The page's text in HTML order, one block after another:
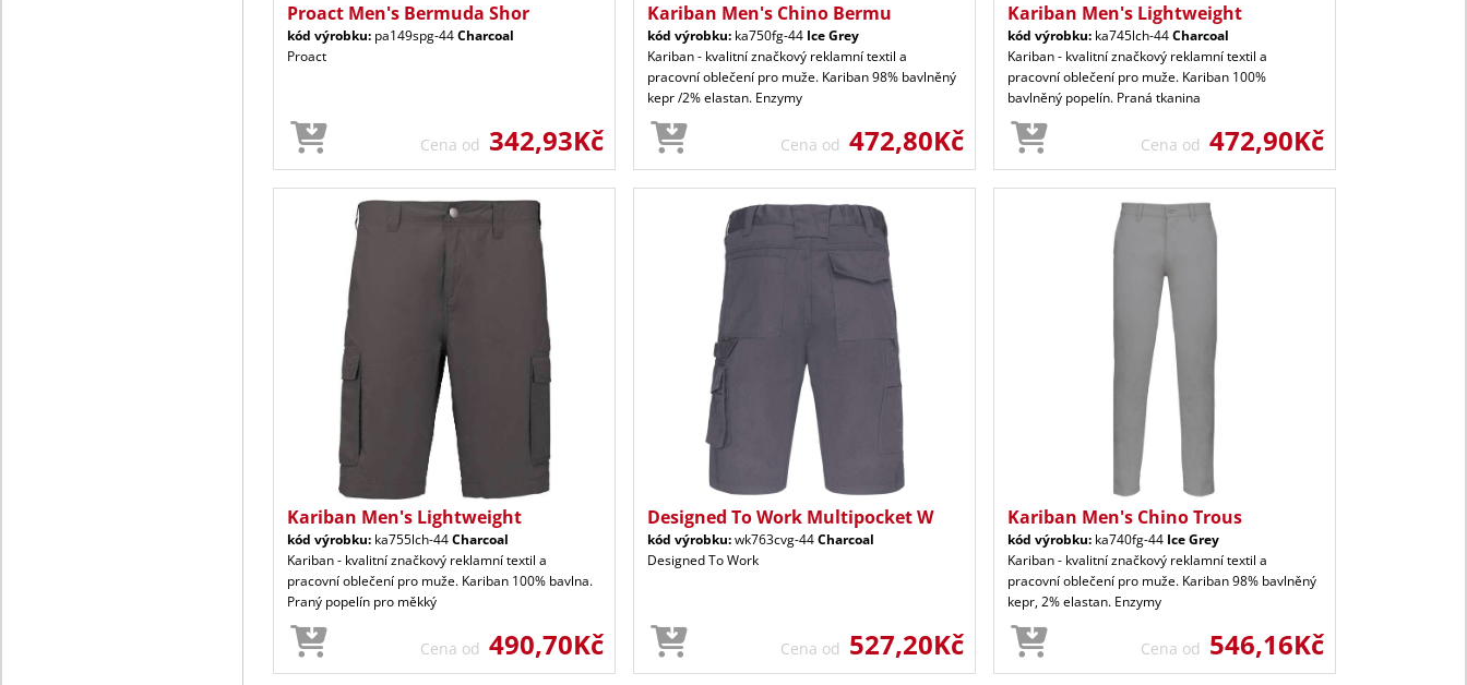
Proact Men's Bermuda Shor
kód výrobku: pa149spg-44Charcoal
Proact
Cena od 342,93Kč
Kariban Men's Chino Bermu
kód výrobku: ka750fg-44 Ice Grey
Kariban - kvalitní značkový reklamní textil a
pracovní oblečení pro muže. Kariban 98% bavlněný
kepr /2% elastan. Enzymy
Cena od 472,80Kč
Kariban Men's Lightweight
kód výrobku: ka745lch-44Charcoal
Kariban - kvalitní značkový reklamní textil a
pracovní oblečení pro muže. Kariban 100%
bavlněný popelín. Praná tkanina
Cena od 472,90Kč
Kariban Men's Lightweight
kód výrobku: ka755lch-44Charcoal
Kariban - kvalitní značkový reklamní textil a
pracovní oblečení pro muže. Kariban 100% bavlna.
Praný popelín pro měkký
Cena od 490,70Kč
Designed To Work Multipocket W
kód výrobku:wk763cvg-44Charcoal
Designed To Work
Cena od 527,20Kč
Kariban Men's Chino Trous
kód výrobku: ka740fg-44 Ice Grey
Kariban - kvalitní značkový reklamní textil a
pracovní oblečení pro muže. Kariban 98% bavlněný
kepr, 2% elastan. Enzymy
Cena od 546,16Kč